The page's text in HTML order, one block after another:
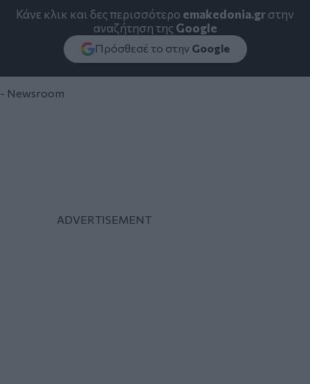
Κάνε κλικ και δες περισσότερο emakedonia.grστην
αναζήτηση της Google
Πρόσθεσέ το στην Google
- Newsroom